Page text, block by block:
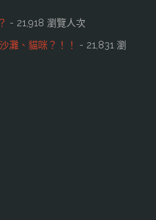
- 21,918 瀏覽人次
灘、貓咪？！！
- 21,831 瀏